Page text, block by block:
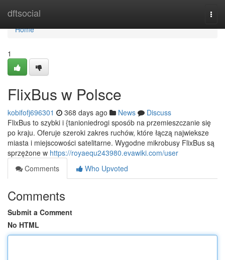
dftsocial
Home
Home
1
FlixBus w Polsce
kobifofj696301 368 days ago News
Discuss
FlixBus to szybki i {tanioniedrogi sposób na przemieszczanie się
po kraju. Oferuje szeroki zakres ruchów, które łączą najwieksze
miasta i miejscowości satelitarne. Wygodne mikrobusy FlixBus są
sprzężone w https://royaequ243980.evawiki.com/user
Comments
Who Upvoted
Comments
Submit a Comment
No HTML